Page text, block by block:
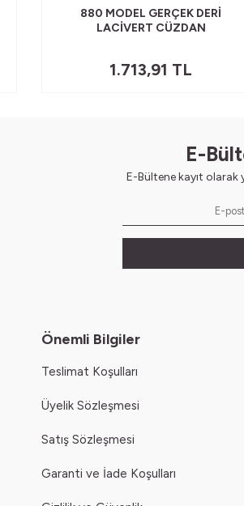
880 MODEL GERÇEK DERI
LACIVERT CÜZDAN
1.713,91 TL
E-
E-Bültene kayıt olarak
Önemli Bilgiler
Teslimat Koşulları
Üyelik Sözleşmesi
Satış Sözleşmesi
Garanti ve İade Koşulları